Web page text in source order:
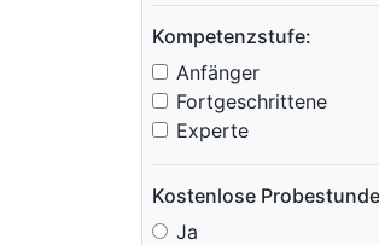
Kompetenzstufe:
Anfänger
Fortgeschrittene
Experte
Kostenlose
Ja